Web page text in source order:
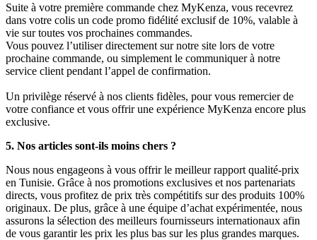
Suite à votre première commande chez MyKenza, vous recevrez
dans votre colis un code promo fidélité exclusif de 10%, valable à
vie sur toutes vos prochaines commandes.
Vous pouvez l’utiliser directement sur notre site lors de votre
prochaine commande, ou simplement le communiquer à notre
service client pendant l’appel de confirmation.
Un privilège réservé à nos clients fidèles, pour vous remercier de
votre confiance et vous offrir une expérience MyKenza encore plus
exclusive.
5. Nos articles sont-ils moins chers ?
Nous nous engageons à vous offrir le meilleur rapport qualité-prix
en Tunisie. Grâce à nos promotions exclusives et nos partenariats
directs, vous profitez de prix très compétitifs sur des produits 100%
originaux. De plus, grâce à une équipe d’achat expérimentée, nous
assurons la sélection des meilleurs fournisseurs internationaux afin
de vous garantir les prix les plus bas sur les plus grandes marques.